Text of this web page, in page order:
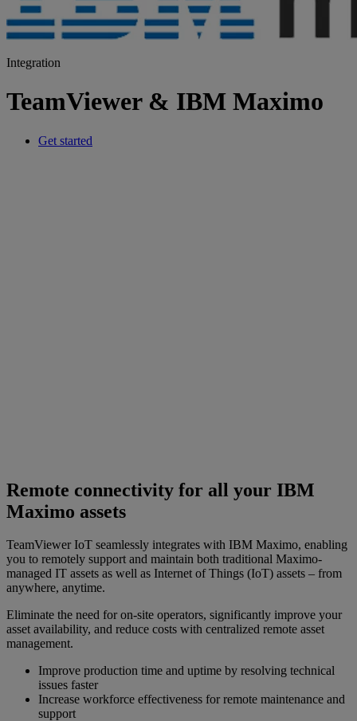
Integration
TeamViewer & IBM Maximo
Get started
Remote connectivity for all your IBM
Maximo assets
TeamViewer IoT seamlessly integrates with IBM Maximo, enabling
you to remotely support and maintain both traditional Maximo-
managed IT assets as well as Internet of Things (IoT) assets – from
anywhere, anytime.
Eliminate the need for on-site operators, significantly improve your
asset availability, and reduce costs with centralized remote asset
management.
Improve production time and uptime by resolving technical
issues faster
Increase workforce effectiveness for remote maintenance and
support